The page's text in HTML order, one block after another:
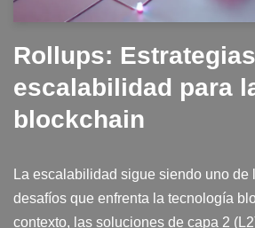
Rollups:
escalabilidad para
blockchain
La escalabilidad sigue siendo uno de
desafíos que enfrenta la tecnología
contexto, las soluciones de capa 2